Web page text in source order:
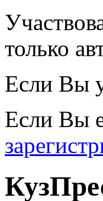
только
Если Вы
Если Вы